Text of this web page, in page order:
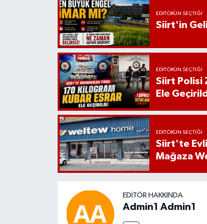
EDITÖRÜN SEÇTIĞI
Siirt'in
EDITÖRÜN SEÇTIĞI
Siirt Polisi
Ele
EDITÖRÜN SEÇTIĞI
Siirt'te
Mağaza
EDITÖR HAKKINDA
Admin1 Admin1